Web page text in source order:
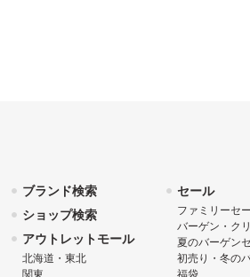
ブランド検索
ショップ検索
アウトレットモール
北海道・東北
関東
セール
ファミリーセ
バーゲン・ク
夏のバーゲン
初売り・冬の
福袋